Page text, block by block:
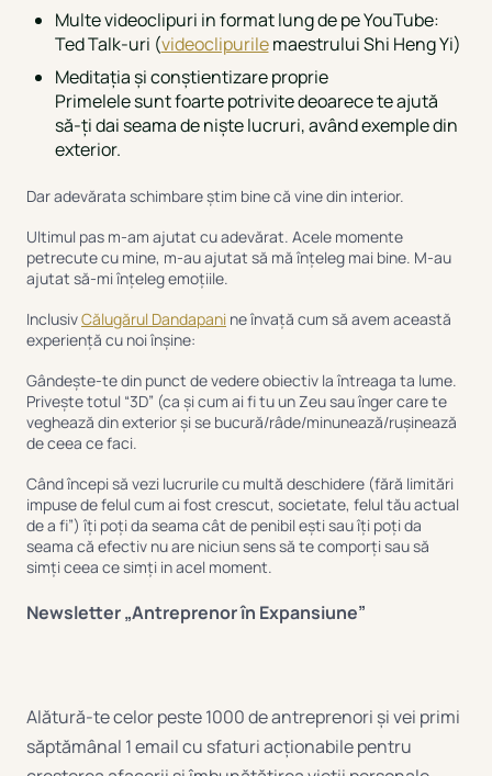
Multe videoclipuri in format lung de pe YouTube:
Ted Talk-uri (videoclipurilemaestrului Shi Heng Yi)
Meditația și conștientizare proprie
Primelele sunt foarte potrivite deoarece te ajută
să-ți dai seama de niște lucruri, având exemple din
exterior.
Dar adevărata schimbare știm bine că vine din interior.
Ultimul pas m-am ajutat cu adevărat. Acele momente
petrecute cu mine, m-au ajutat să mă înțeleg mai bine. M-au
ajutat să-mi înțeleg emoțiile.
InclusivCălugărul Dandapani ne învață cum să avem această
experiență cu noi înșine:
Gândește-te din punct de vedere obiectiv la întreaga ta lume.
Privește totul “3D” (ca și cum ai fi tu un Zeu sau înger care te
veghează din exterior și se bucură/râde/minunează/rușinează
de ceea ce faci.
Când începi să vezi lucrurile cu multă deschidere (fără limitări
impuse de felul cum ai fost crescut, societate, felul tău actual
de a fi”) îți poți da seama cât de penibil ești sau îți poți da
seama că efectiv nu are niciun sens să te comporți sau să
simți ceea ce simți in acel moment.
Newsletter „Antreprenor în Expansiune”
Alătură-te celor peste 1000 de antreprenori și vei primi
săptămânal 1 email cu sfaturi acționabile pentru